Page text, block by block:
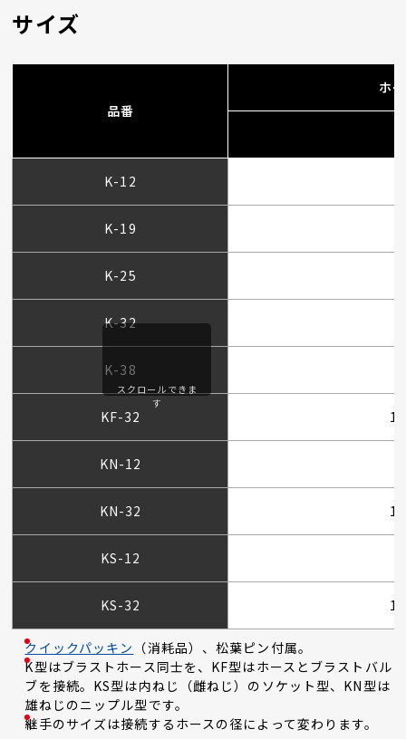
サイズ
品番
ホ
K-12
K-19
K-25
K-32
K-38
KF-32
KN-12
KN-32
KS-12
KS-32
スクロールできま
す
クイックパッキン （消耗品）、松葉ピン付属。
K型はブラストホース同士を、KF型はホースとブラストバル
ブを接続。KS型は内ねじ（雌ねじ）のソケット型、KN型は
雄ねじのニップル型です。
継手のサイズは接続するホースの径によって変わります。